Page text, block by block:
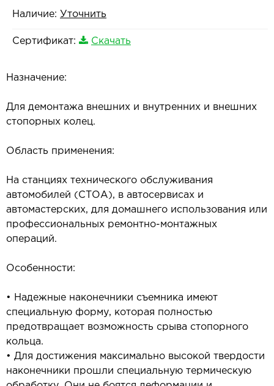
Наличие: Уточнить
Сертификат: Скачать
Назначение:
Для демонтажа внешних и внутренних и внешних
стопорных колец.
Область применения:
На станциях технического обслуживания
автомобилей (СТОА), в автосервисах и
автомастерских, для домашнего использования или
профессиональных ремонтно-монтажных
операций.
Особенности:
• Надежные наконечники съемника имеют
специальную форму, которая полностью
предотвращает возможность срыва стопорного
кольца.
• Для достижения максимально высокой твердости
наконечники прошли специальную термическую